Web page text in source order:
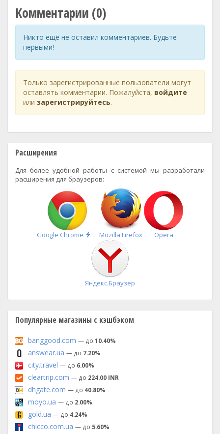
Комментарии (0)
Никто ещё не оставил комментариев. Будьте
первыми!
Только зарегистрированные пользователи могут
оставлять комментарии. Пожалуйста, войдите
или зарегистрируйтесь.
Расширения
Для более удобной работы с системой мы разработали
расширения для браузеров:
Google Chrome
Быстрая
установка
Mozilla Firefox Opera
Яндекс.Браузер
Популярные магазины с кэшбэком
banggood.com — до 10.40%
answear.ua — до 7.20%
city.travel — до 6.00%
cleartrip.com — до 224.00 INR
dhgate.com — до 40.80%
moyo.ua — до 2.00%
gold.ua — до 4.24%
chicco.com.ua — до 5.60%